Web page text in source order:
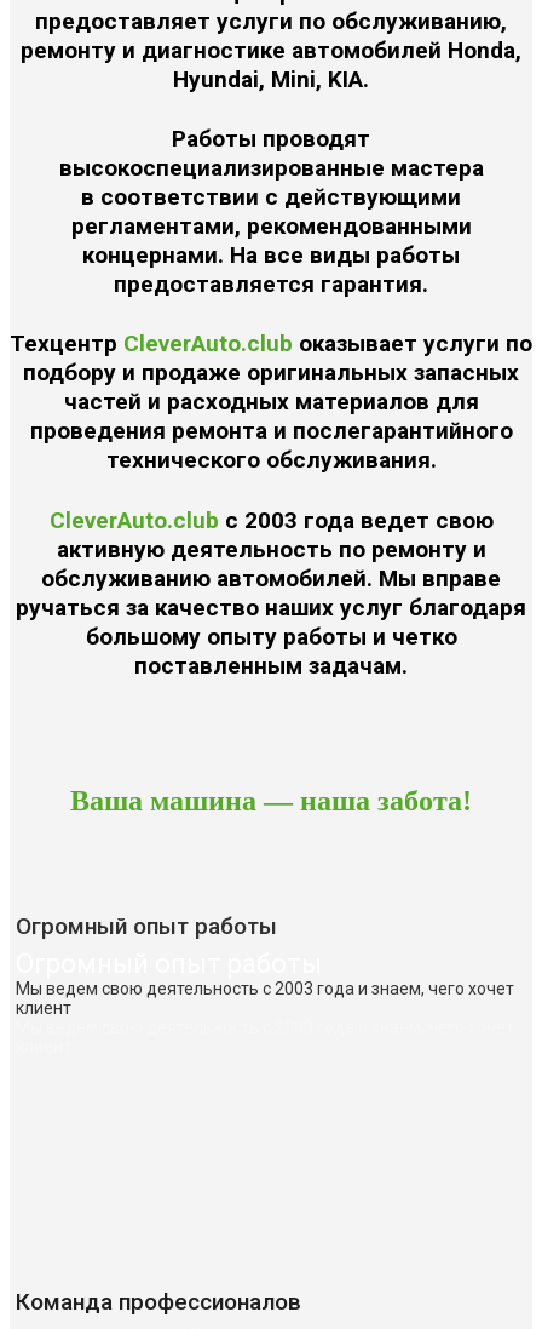
предоставляет услуги по обслуживанию,
ремонту и диагностике автомобилей Honda,
Hyundai, Mini, KIA.
Работы проводят
высокоспециализированные мастера
в соответствии с действующими
регламентами, рекомендованными
концернами. На все виды работы
предоставляется гарантия.
Техцентр CleverAuto.club оказывает услуги по
подбору и продаже оригинальных запасных
частей и расходных материалов для
проведения ремонта и послегарантийного
технического обслуживания.
CleverAuto.club с 2003 года ведет свою
активную деятельность по ремонту и
обслуживанию автомобилей. Мы вправе
ручаться за качество наших услуг благодаря
большому опыту работы и четко
поставленным задачам.
Ваша машина — наша забота!
Огромный опыт работы
Мы ведем свою деятельность с 2003 года и знаем, чего хочет
клиент
Команда профессионалов